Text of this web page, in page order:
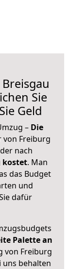
Sie
Geld
– Die
Freiburg
nach
kostet. Man
das Budget
und
dafür
Palette an
von Freiburg
uns behalten